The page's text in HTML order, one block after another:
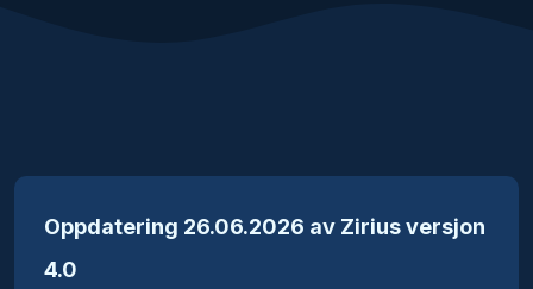
Oppdatering 26.06.2026 av Zirius versjon
4.0